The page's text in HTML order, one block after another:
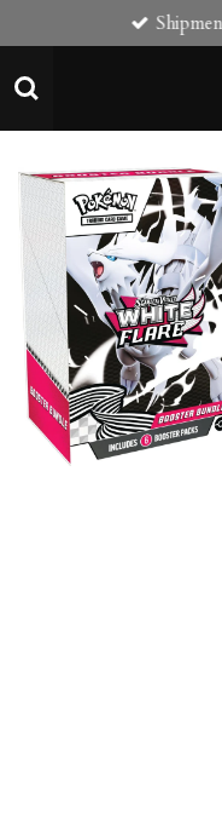
to
main
content